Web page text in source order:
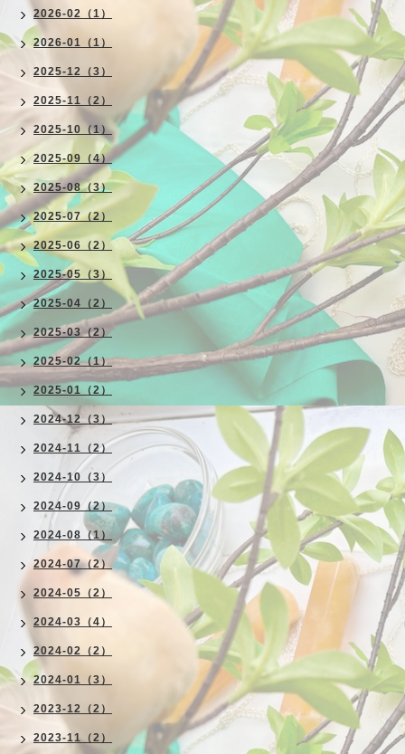
2026-02（1）
2026-01（1）
2025-12（3）
2025-11（2）
2025-10（1）
2025-09（4）
2025-08（3）
2025-07（2）
2025-06（2）
2025-05（3）
2025-04（2）
2025-03（2）
2025-02（1）
2025-01（2）
2024-12（3）
2024-11（2）
2024-10（3）
2024-09（2）
2024-08（1）
2024-07（2）
2024-05（2）
2024-03（4）
2024-02（2）
2024-01（3）
2023-12（2）
2023-11（2）